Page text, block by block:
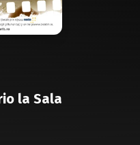
la Sala